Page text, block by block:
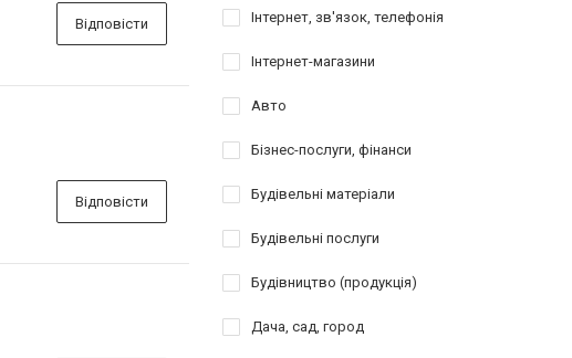
Відповісти
Відповісти
Інтернет, зв'язок, телефонія
Інтернет-магазини
Авто
Бізнес-послуги, фінанси
Будівельні матеріали
Будівельні послуги
Будівництво (продукція)
Дача, сад, город